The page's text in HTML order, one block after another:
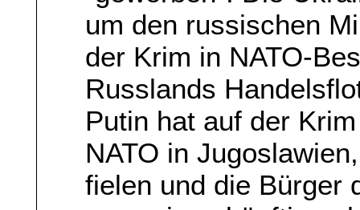
um den russischen
der Krim in NATO-
Russlands
Putin hat auf der
NATO in
fielen und die Bürger